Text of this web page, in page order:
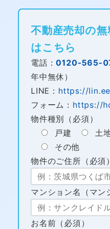
不動産売却の
はこちら
電話：0120-565-
年中無休）
LINE： https://
フォーム： https://
物件種別（必須）
戸建
土
その他
物件のご住所（必須）
マンション名（マン
お名前（必須）